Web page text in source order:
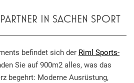
IN SACHEN SPORT
befindet sich der Riml Sports-
Sie auf 900m2 alles, was das
begehrt: Moderne Ausrüstung,